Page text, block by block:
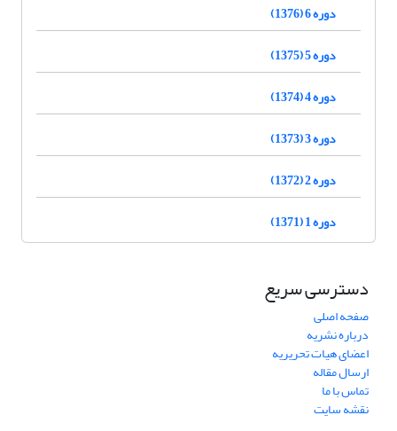
دوره 6 (1376)
دوره 5 (1375)
دوره 4 (1374)
دوره 3 (1373)
دوره 2 (1372)
دوره 1 (1371)
دسترسی سریع
صفحه اصلی
درباره نشریه
اعضای هیات تحریریه
ارسال مقاله
تماس با ما
نقشه سایت